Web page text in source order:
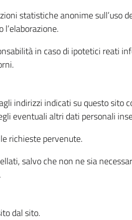
statistiche anonime sull’uso
in caso di ipotetici reati
indirizzi indicati su questo sito
eventuali altri dati personali
richieste pervenute.
salvo che non ne sia
dal sito.